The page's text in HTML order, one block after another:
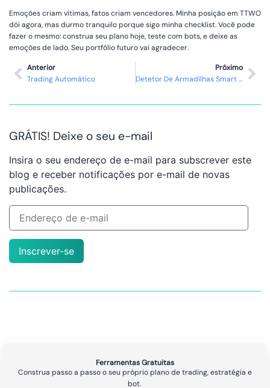
Emoções criam vítimas, fatos criam vencedores. Minha posição em TTWO
dói agora, mas durmo tranquilo porque sigo minha checklist. Você pode
fazer o mesmo: construa seu plano hoje, teste com bots, e deixe as
emoções de lado. Seu portfólio futuro vai agradecer.
Anterior
Trading Automático
Próximo
Detetor De Armadilhas Smart Money
GRÁTIS! Deixe o seu e-mail
Insira o seu endereço de e-mail para subscrever este
blog e receber notificações por e-mail de novas
publicações.
Inscrever-se
Ferramentas Gratuitas
Construa passo a passo o seu próprio plano de trading, estratégia e
bot.